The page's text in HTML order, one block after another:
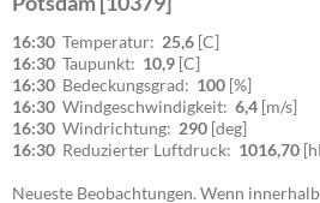
16:30 Temperatur: 25,6 [C]
16:30 Taupunkt: 10,9 [C]
16:30 Bedeckungsgrad: 100 [%]
16:30 Windgeschwindigkeit: 6,4 [m/s]
16:30 Windrichtung: 290 [deg]
16:30 Reduzierter Luftdruck: 1016,70
Neueste Beobachtungen. Wenn